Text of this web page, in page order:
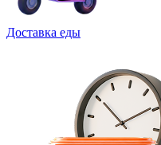
Доставка еды